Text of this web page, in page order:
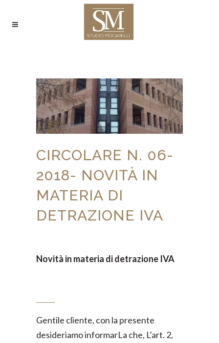
CIRCOLARE N. 06-
2018- NOVITÀ IN
MATERIA DI
DETRAZIONE IVA
Novità in materia di detrazione IVA
Gentile cliente, con la presente
desideriamo informarLa che, L’art. 2,